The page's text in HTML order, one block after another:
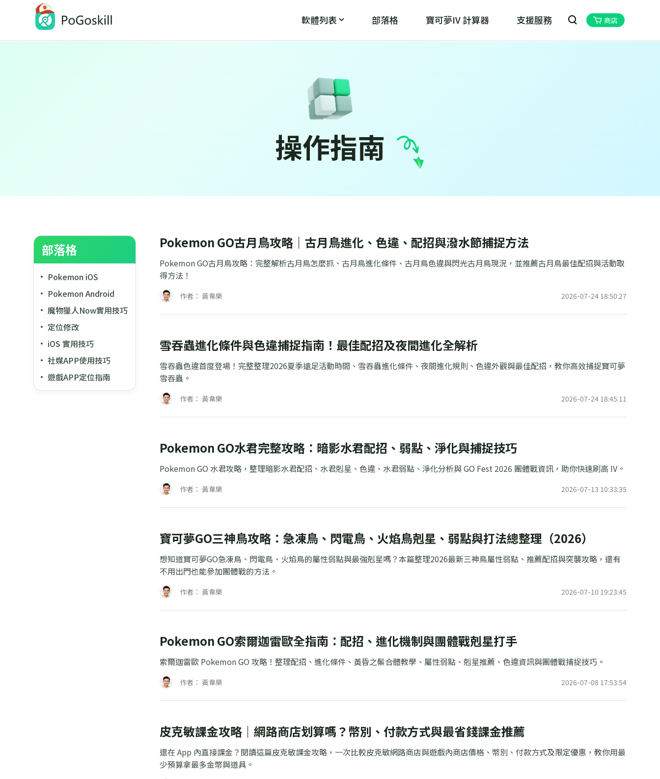
軟體列表
破解「無法偵測目前位置12」
部落格 寶可夢IV 計算器 支援服務 商店
操作指南
部落格
Pokemon iOS
Pokemon Android
魔物獵人Now實用技巧
定位修改
iOS 實用技巧
社媒APP使用技巧
遊戲APP定位指南
Pokemon GO古月鳥攻略｜古月鳥進化、色違、配招與潑水節捕捉方法
Pokemon GO古月鳥攻略：完整解析古月鳥怎麼抓、古月鳥進化條件、古月鳥色違與閃光古月鳥現況，並推薦古月鳥最佳配招與活動取
得方法！
作者： 黃韋樂 2026-07-24 18:50:27
雪吞蟲進化條件與色違捕捉指南！最佳配招及夜間進化全解析
雪吞蟲色違首度登場！完整整理2026夏季遠足活動時間、雪吞蟲進化條件、夜間進化規則、色違外觀與最佳配招，教你高效捕捉寶可夢
雪吞蟲。
作者： 黃韋樂 2026-07-24 18:45:11
Pokemon GO水君完整攻略：暗影水君配招、弱點、淨化與捕捉技巧
Pokemon GO 水君攻略，整理暗影水君配招、水君剋星、色違、水君弱點、淨化分析與 GO Fest 2026 團體戰資訊，助你快速刷高 IV。
作者： 黃韋樂 2026-07-13 10:33:35
寶可夢GO三神鳥攻略：急凍鳥、閃電鳥、火焰鳥剋星、弱點與打法總整理（2026）
想知道寶可夢GO急凍鳥、閃電鳥、火焰鳥的屬性弱點與最強剋星嗎？本篇整理2026最新三神鳥屬性弱點、推薦配招與突襲攻略，還有
不用出門也能參加團體戰的方法。
作者： 黃韋樂 2026-07-10 19:23:45
Pokemon GO索爾迦雷歐全指南：配招、進化機制與團體戰剋星打手
索爾迦雷歐 Pokemon GO 攻略！整理配招、進化條件、黃昏之鬃合體教學、屬性弱點、剋星推薦、色違資訊與團體戰捕捉技巧。
作者： 黃韋樂 2026-07-08 17:53:54
皮克敏課金攻略｜網路商店划算嗎？幣別、付款方式與最省錢課金推薦
還在 App 內直接課金？閱讀這篇皮克敏課金攻略，一次比較皮克敏網路商店與遊戲內商店價格、幣別、付款方式及限定優惠，教你用最
少預算拿最多金幣與道具。